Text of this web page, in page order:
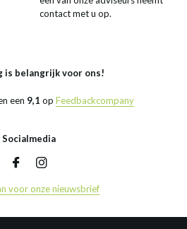
contact met u op.
is belangrijk voor ons!
een 9,1 op Feedbackcompany
Socialmedia
voor onze nieuwsbrief